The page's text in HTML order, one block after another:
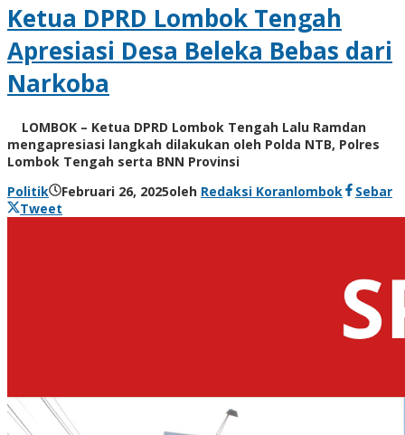
Ketua DPRD Lombok Tengah
Apresiasi Desa Beleka Bebas dari
Narkoba
LOMBOK – Ketua DPRD Lombok Tengah Lalu Ramdan
mengapresiasi langkah dilakukan oleh Polda NTB, Polres
Lombok Tengah serta BNN Provinsi
Politik
Februari 26, 2025oleh Redaksi Koranlombok
Sebar
Tweet